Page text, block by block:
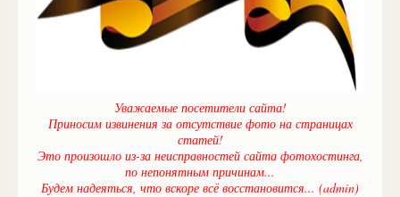
Уважаемые посетители сайта!
Приносим извинения за отсутствие фото на страницах
статей!
Это произошло из-за неисправностей сайта фотохостинга,
по непонятным причинам...
Будем надеяться, что вскоре всё восстановится... (admin)